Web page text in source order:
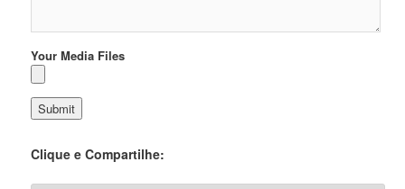
Your Media Files
Clique e Compartilhe: